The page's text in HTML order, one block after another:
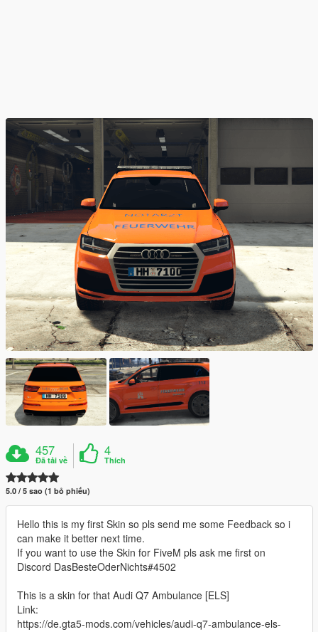
457
Đã tải về
4
Thích
5.0 / 5 sao (1 bỏ phiếu)
Hello this is my first Skin so pls send me some Feedback so i
can make it better next time.
If you want to use the Skin for FiveM pls ask me first on
Discord DasBesteOderNichts#4502
This is a skin for that Audi Q7 Ambulance [ELS]
Link:
https://de.gta5-mods.com/vehicles/audi-q7-ambulance-els-